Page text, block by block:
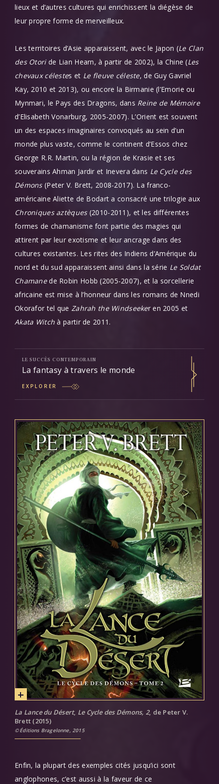
lieux et d’autres cultures qui enrichissent la diégèse de
leur propre forme de merveilleux.
Les territoires d’Asie apparaissent, avec le Japon (Le Clan
des Otori de Lian Hearn, à partir de 2002), la Chine (Les
chevaux célestes et Le fleuve céleste, de Guy Gavriel
Kay, 2010 et 2013), ou encore la Birmanie (l’Emorie ou
Mynmari, le Pays des Dragons, dans Reine de Mémoire
d’Elisabeth Vonarburg, 2005-2007). L’Orient est souvent
un des espaces imaginaires convoqués au sein d’un
monde plus vaste, comme le continent d’Essos chez
George R.R. Martin, ou la région de Krasie et ses
souverains Ahman Jardir et Inevera dans Le Cycle des
Démons(Peter V. Brett, 2008-2017). La franco-
américaine Aliette de Bodart a consacré une trilogie aux
Chroniques aztèques(2010-2011), et les différentes
formes de chamanisme font partie des magies qui
attirent par leur exotisme et leur ancrage dans des
cultures existantes. Les rites des Indiens d’Amérique du
nord et du sud apparaissent ainsi dans la série Le Soldat
Chamanede Robin Hobb (2005-2007), et la sorcellerie
africaine est mise à l’honneur dans les romans de Nnedi
Okorafor tel que Zahrah the Windseeker en 2005 et
Akata Witch à partir de 2011.
LE SUCCÈS CONTEMPORAIN
La fantasy à travers le monde
EXPLORER
La Lance du Désert, Le Cycle des Démons, 2, de Peter V.
Brett (2015)
Éditions Bragelonne, 2015
Enfin,la plupart des exemples cités jusqu’ici sont
anglophones, c’est aussi à la faveur de ce